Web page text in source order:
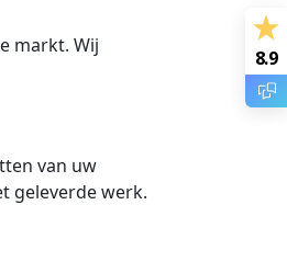
markt. Wij
van uw
geleverde werk.
8.9